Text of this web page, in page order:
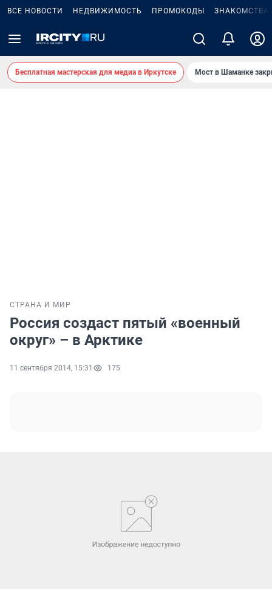
ВСЕ НОВОСТИ НЕДВИЖИМОСТЬ ПРОМОКОДЫ ЗНАКОМСТВА
Бесплатная мастерская для медиа в Иркутске Мост в Шаманке
СТРАНА И МИР
Россия создаст пятый «военный
округ» – в Арктике
11 сентября 2014, 15:31 175